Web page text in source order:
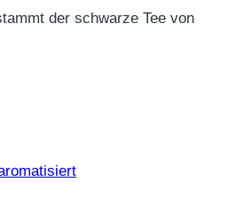
der schwarze Tee von